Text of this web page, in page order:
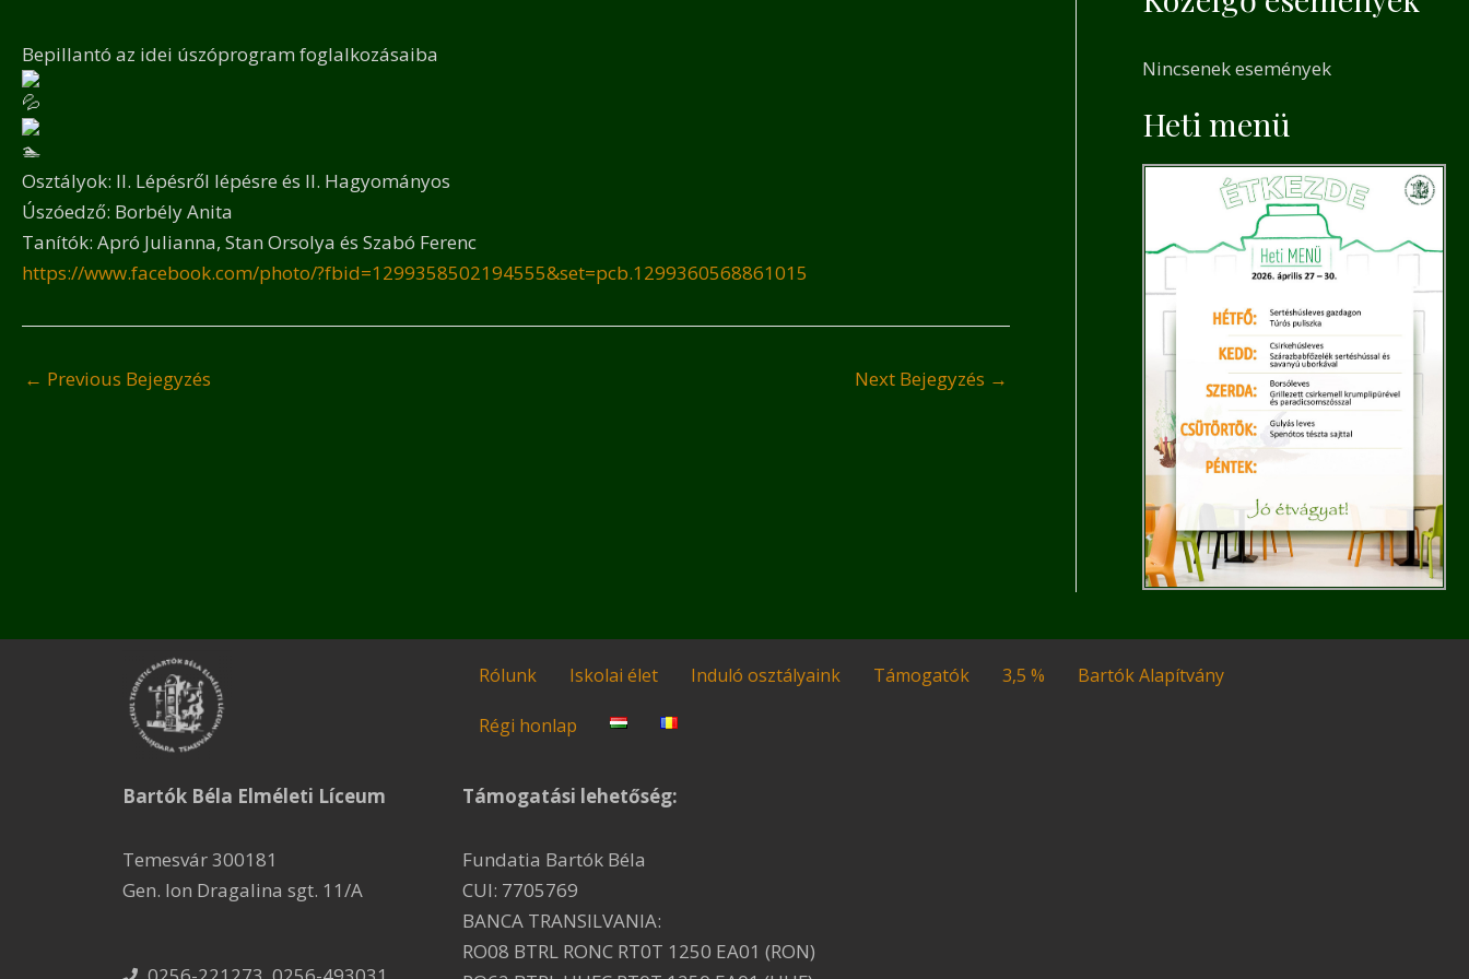
Bepillantó az idei úszóprogram foglalkozásaiba
Osztályok: II. Lépésről lépésre és II. Hagyományos
Úszóedző: Borbély Anita
Tanítók: Apró Julianna, Stan Orsolya és Szabó Ferenc
https://www.facebook.com/photo/?fbid=1299358502194555&set=pcb.1299360568861015
← Previous Bejegyzés Next Bejegyzés →
c
h
Nincsenek események
Heti menü
Bartók Béla Elméleti Líceum
Temesvár 300181
Gen. Ion Dragalina sgt. 11/A
Rólunk Iskolai élet Induló osztályaink Támogatók 3,5 % Bartók Alapítvány
Régi honlap
Támogatási lehetőség:
Fundatia Bartók Béla
CUI: 7705769
BANCA TRANSILVANIA:
RO08 BTRL RONC RT0T 1250 EA01 (RON)